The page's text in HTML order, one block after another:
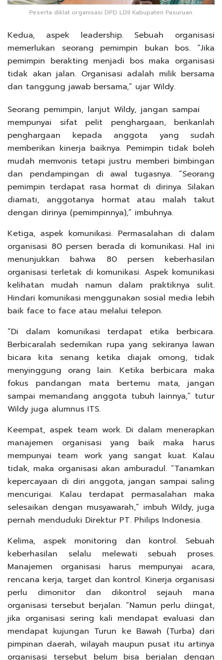
Peserta diklat organisasi DPD LDII Kabupaten Pasuruan.
Kedua, aspek leadership. Sebuah organisasi
memerlukan seorang pemimpin bukan bos. “Jika
pemimpin berakting menjadi bos maka organisasi
tidak akan jalan. Organisasi adalah milik bersama
dan tanggung jawab bersama,” ujar Wildy.
Seorang pemimpin, lanjut Wildy, jangan sampai
mempunyai sifat pelit penghargaan, berikanlah
penghargaan kepada anggota yang sudah
memberikan kinerja baiknya. Pemimpin tidak boleh
mudah memvonis tetapi justru memberi bimbingan
dan pendampingan di awal tugasnya. “Seorang
pemimpin terdapat rasa hormat di dirinya. Silakan
diamati, anggotanya hormat atau malah takut
dengan dirinya (pemimpinnya),” imbuhnya.
Ketiga, aspek komunikasi. Permasalahan di dalam
organisasi 80 persen berada di komunikasi. Hal ini
menunjukkan bahwa 80 persen keberhasilan
organisasi terletak di komunikasi. Aspek komunikasi
kelihatan mudah namun dalam praktiknya sulit.
Hindari komunikasi menggunakan sosial media lebih
baik face to face atau melalui telepon.
“Di dalam komunikasi terdapat etika berbicara.
Berbicaralah sedemikan rupa yang sekiranya lawan
bicara kita senang ketika diajak omong, tidak
menyinggung orang lain. Ketika berbicara maka
fokus pandangan mata bertemu mata, jangan
sampai memandang anggota tubuh lainnya,” tutur
Wildy juga alumnus ITS.
Keempat, aspek team work. Di dalam menerapkan
manajemen organisasi yang baik maka harus
mempunyai team work yang sangat kuat. Kalau
tidak, maka organisasi akan amburadul. “Tanamkan
kepercayaan di diri anggota, jangan sampai saling
mencurigai. Kalau terdapat permasalahan maka
selesaikan dengan musyawarah,” imbuh Wildy, juga
pernah menduduki Direktur PT. Philips Indonesia.
Kelima, aspek monitoring dan kontrol. Sebuah
keberhasilan selalu melewati sebuah proses.
Manajemen organisasi harus mempunyai acara,
rencana kerja, target dan kontrol. Kinerja organisasi
perlu dimonitor dan dikontrol sejauh mana
organisasi tersebut berjalan. “Namun perlu diingat,
jika organisasi sering kali mendapat evaluasi dan
mendapat kujungan Turun ke Bawah (Turba) dari
pimpinan daerah, wilayah maupun pusat itu artinya
organisasi tersebut belum bisa berjalan dengan